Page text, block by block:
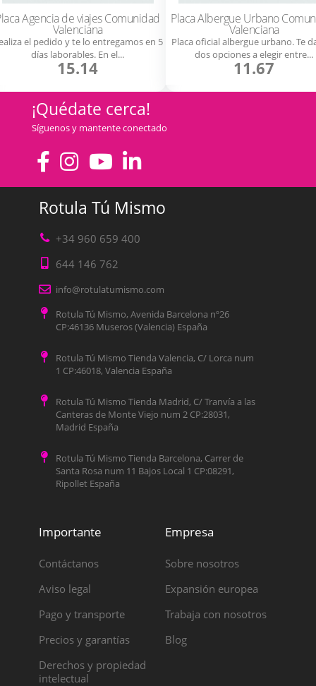
Agencia de viajes Comunidad
Valenciana
el pedido y te lo entregamos en 5
días laborables. En el...
15.14
Placa Albergue Urbano
Valenciana
Placa oficial albergue urbano. Te
dos opciones a elegir entre...
11.67
¡Quédate cerca!
Síguenos y mantente conectado
Rotula Tú Mismo
+34 960 659 400
644 146 762
info@rotulatumismo.com
Rotula Tú Mismo, Avenida Barcelona nº26
CP:46136 Museros (Valencia) España
Rotula Tú Mismo Tienda Valencia, C/ Lorca num
1 CP:46018, Valencia España
Rotula Tú Mismo Tienda Madrid, C/ Tranvía a las
Canteras de Monte Viejo num 2 CP:28031,
Madrid España
Rotula Tú Mismo Tienda Barcelona, Carrer de
Santa Rosa num 11 Bajos Local 1 CP:08291,
Ripollet España
Importante
Contáctanos
Aviso legal
Pago y transporte
Precios y garantías
Derechos y propiedad
intelectual
Empresa
Sobre nosotros
Expansión europea
Trabaja con nosotros
Blog